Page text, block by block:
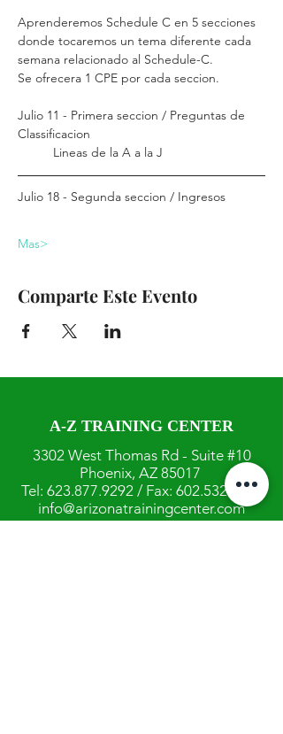
Aprenderemos Schedule C en 5 secciones
donde tocaremos un tema diferente cada
semana relacionado al Schedule-C.
Se ofrecera 1 CPE por cada seccion.
Julio 11 - Primera seccion / Preguntas de
Classificacion
Julio 18 - Segunda seccion / Ingresos
Mas>
Comparte Este Evento
A-Z TRAINING CENTER
3302 West Thomas Rd - Suite #10
Phoenix, AZ 85017
Tel: 623.877.9292/ Fax: 602.532.7827
info@arizonatrainingcenter.com